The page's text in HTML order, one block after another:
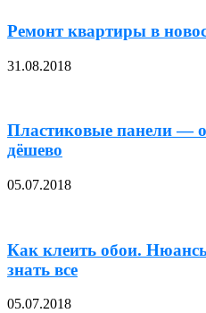
Ремонт квартиры в
31.08.2018
Пластиковые панели —
дёшево
05.07.2018
Как клеить обои.
знать все
05.07.2018